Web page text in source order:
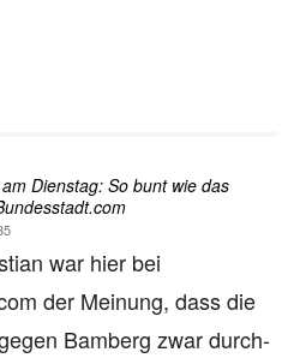
Dienstag: So bunt wie das
war hier bei
der Mei­nung, dass die
Bam­berg zwar durch­